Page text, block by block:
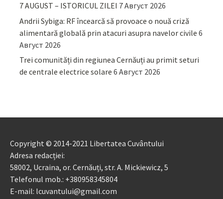
7 AUGUST – ISTORICUL ZILEI 7 Август 2026
Andrii Sybiga: RF încearcă să provoace o nouă criză
alimentară globală prin atacuri asupra navelor civile 6
Август 2026
Trei comunități din regiunea Cernăuți au primit seturi
de centrale electrice solare 6 Август 2026
Copyright © 2014-2021 Libertatea Cuvântului
Adresa redacției:
58002, Ucraina, or. Cernăuți, str. A. Mickiewicz, 5
Telefonul mob.: +380958345804
E-mail: lcuvantului@gmail.com